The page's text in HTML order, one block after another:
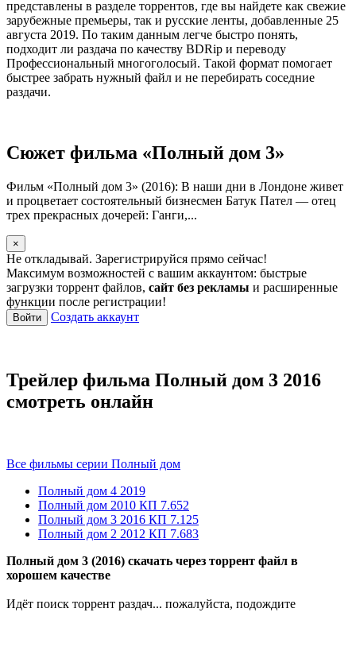
представлены в разделе торрентов, где вы найдете как свежие
зарубежные премьеры, так и русские ленты, добавленные 25
августа 2019. По таким данным легче быстро понять,
подходит ли раздача по качеству BDRip и переводу
Профессиональный многоголосый. Такой формат помогает
быстрее забрать нужный файл и не перебирать соседние
раздачи.
Сюжет фильма «Полный дом 3»
Фильм «Полный дом 3» (2016): В наши дни в Лондоне живет
и процветает состоятельный бизнесмен Батук Пател — отец
трех прекрасных дочерей: Ганги,...
×
Не откладывай. Зарегистрируйся прямо сейчас!
Максимум возможностей с вашим аккаунтом: быстрые
загрузки торрент файлов, сайт без рекламы и расширенные
функции после регистрации!
Войти Создать аккаунт
Трейлер фильма Полный дом 3 2016
смотреть онлайн
Все фильмы серии Полный дом
Полный дом 4 2019
Полный дом 2010 КП 7.652
Полный дом 3 2016 КП 7.125
Полный дом 2 2012 КП 7.683
Полный дом 3 (2016) скачать через торрент файл в
хорошем качестве
Идёт поиск торрент раздач... пожалуйста, подождите